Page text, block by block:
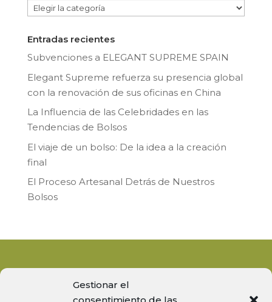
Gestionar el
Categorías
Entradas recientes
Subvenciones a ELEGANT SUPREME SPAIN
Elegant Supreme refuerza su presencia global
con la renovación de sus oficinas en China
La Influencia de las Celebridades en las
Tendencias de Bolsos
El viaje de un bolso: De la idea a la creación
final
El Proceso Artesanal Detrás de Nuestros
Bolsos